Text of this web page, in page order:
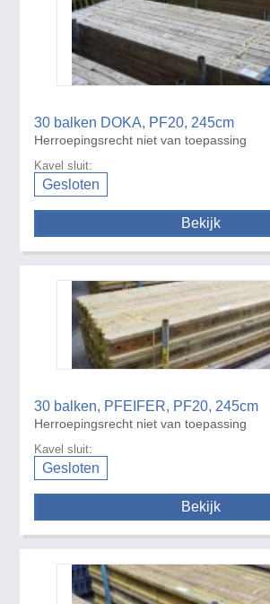
30 balken DOKA, PF20, 245cm
Herroepingsrecht niet van toepassing
Kavel sluit:
Gesloten
Bekijk
30 balken, PFEIFER, PF20, 245cm
Herroepingsrecht niet van toepassing
Kavel sluit:
Gesloten
Bekijk